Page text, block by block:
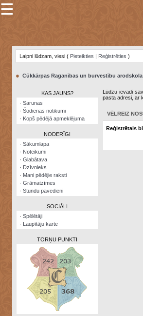
×
Šodienas
notikumi
Visatcera
almanahs
Arhīvs
Zināšanu
☰
Laipni lūdzam, viesi ( Pieteikties | Reģistrēties )
● Cūkkārpas Raganības un burvestību arodskola
KAS JAUNS?
· Sarunas
· Šodienas notikumi
· Kopš pēdējā apmeklējuma
NODERĪGI
· Sākumlapa
· Noteikumi
· Glabātava
· Dzīvnieks
· Mani pēdējie raksti
· Grāmatzīmes
· Stundu pavedieni
SOCIĀLI
· Spēlētāji
· Laupītāju karte
TORŅU PUNKTI
Lūdzu ievadi
pasta adresi, ar
VĒLREIZ
Reģistrētais